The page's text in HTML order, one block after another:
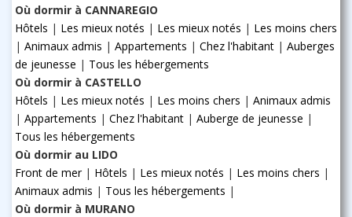
Où dormir à CANNAREGIO
Hôtels | Les mieux notés | Les mieux notés | Les moins chers
| Animaux admis | Appartements | Chez l'habitant | Auberges
de jeunesse | Tous les hébergements
Où dormir à CASTELLO
Hôtels | Les mieux notés | Les moins chers | Animaux admis
| Appartements | Chez l'habitant | Auberge de jeunesse |
Tous les hébergements
Où dormir au LIDO
Front de mer| Hôtels | Les mieux notés | Les moins chers |
Animaux admis | Tous les hébergements |
Où dormir à MURANO